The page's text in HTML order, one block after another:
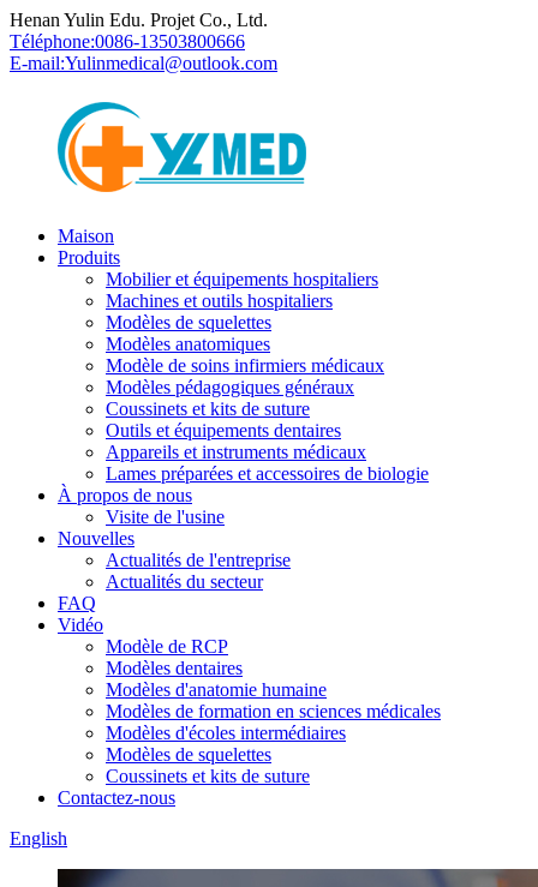
Henan Yulin Edu. Projet Co., Ltd.
Téléphone:0086-13503800666
E-mail:Yulinmedical@outlook.com
Maison
Produits
Mobilier et équipements hospitaliers
Machines et outils hospitaliers
Modèles de squelettes
Modèles anatomiques
Modèle de soins infirmiers médicaux
Modèles pédagogiques généraux
Coussinets et kits de suture
Outils et équipements dentaires
Appareils et instruments médicaux
Lames préparées et accessoires de biologie
À propos de nous
Visite de l'usine
Nouvelles
Actualités de l'entreprise
Actualités du secteur
FAQ
Vidéo
Modèle de RCP
Modèles dentaires
Modèles d'anatomie humaine
Modèles de formation en sciences médicales
Modèles d'écoles intermédiaires
Modèles de squelettes
Coussinets et kits de suture
Contactez-nous
English